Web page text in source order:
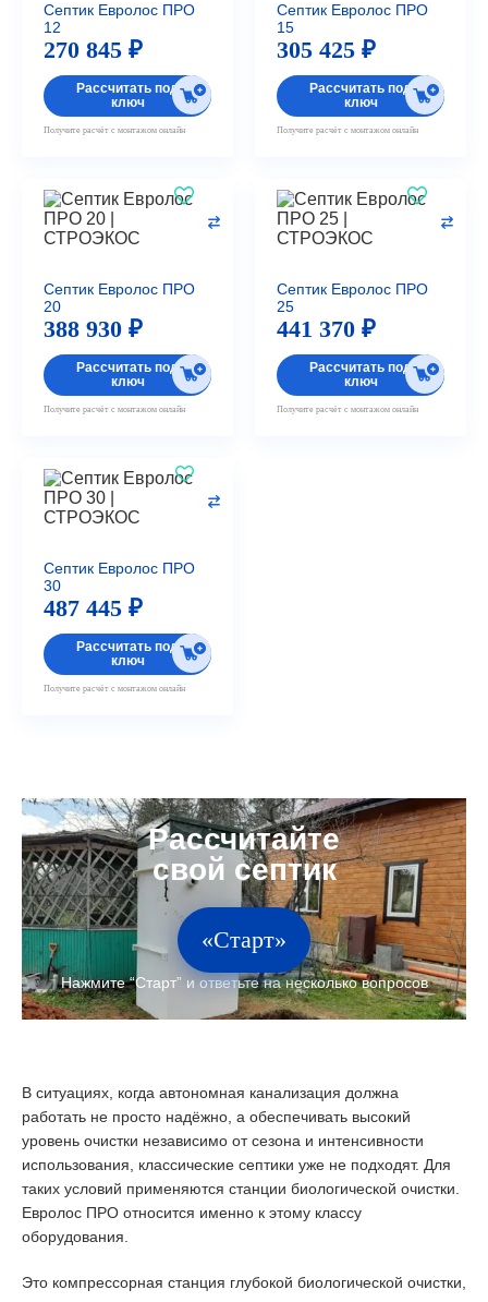
Септик Евролос ПРО
12
270 845 ₽
Рассчитать под
ключ
Получите расчёт с монтажом онлайн
Септик Евролос ПРО
15
305 425 ₽
Рассчитать под
ключ
Получите расчёт с монтажом онлайн
Септик Евролос ПРО
20
388 930 ₽
Рассчитать под
ключ
Получите расчёт с монтажом онлайн
Септик Евролос ПРО
25
441 370 ₽
Рассчитать под
ключ
Получите расчёт с монтажом онлайн
Септик Евролос ПРО
30
487 445 ₽
Рассчитать под
ключ
Получите расчёт с монтажом онлайн
«Старт»
В ситуациях, когда автономная канализация должна
работать не просто надёжно, а обеспечивать высокий
уровень очистки независимо от сезона и интенсивности
использования, классические септики уже не подходят. Для
таких условий применяются станции биологической очистки.
Евролос ПРО относится именно к этому классу
оборудования.
Это компрессорная станция глубокой биологической очистки,